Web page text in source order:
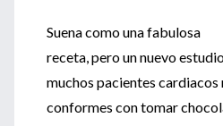
Suena como una fabulosa
receta, pero un nuevo
muchos pacientes cardiacos
conformes con tomar